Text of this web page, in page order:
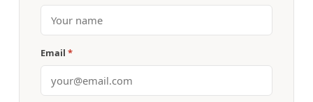
Email *